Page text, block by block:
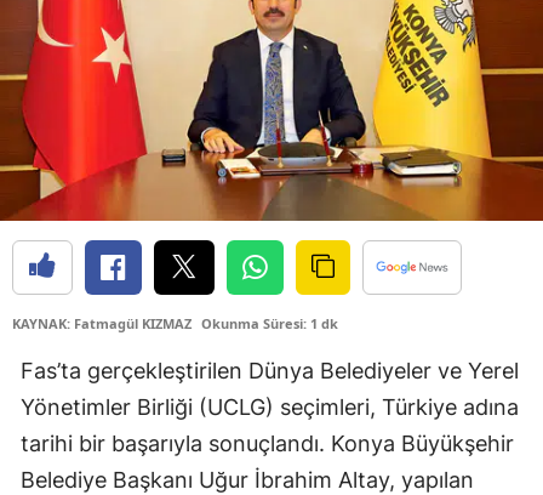
Çorum
Denizli
Diyarbakır
Edirne
Elazığ
Erzincan
Eskişehir
Gaziantep
Giresun
KAYNAK: Fatmagül KIZMAZ Okunma Süresi: 1 dk
Fas’ta gerçekleştirilen Dünya Belediyeler ve Yerel
Yönetimler Birliği (UCLG) seçimleri, Türkiye adına
tarihi bir başarıyla sonuçlandı. Konya Büyükşehir
Belediye Başkanı Uğur İbrahim Altay, yapılan